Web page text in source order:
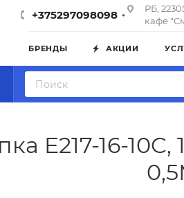
+375297098098
РБ,
кафе
БРЕНДЫ АКЦИИ
E217-16-